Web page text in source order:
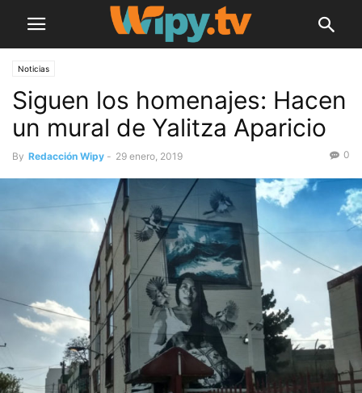
Noticias
Siguen los homenajes: Hacen
un mural de Yalitza Aparicio
By Redacción Wipy - 29 enero, 2019 0